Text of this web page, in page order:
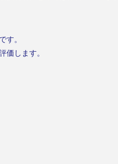
す。
価します。